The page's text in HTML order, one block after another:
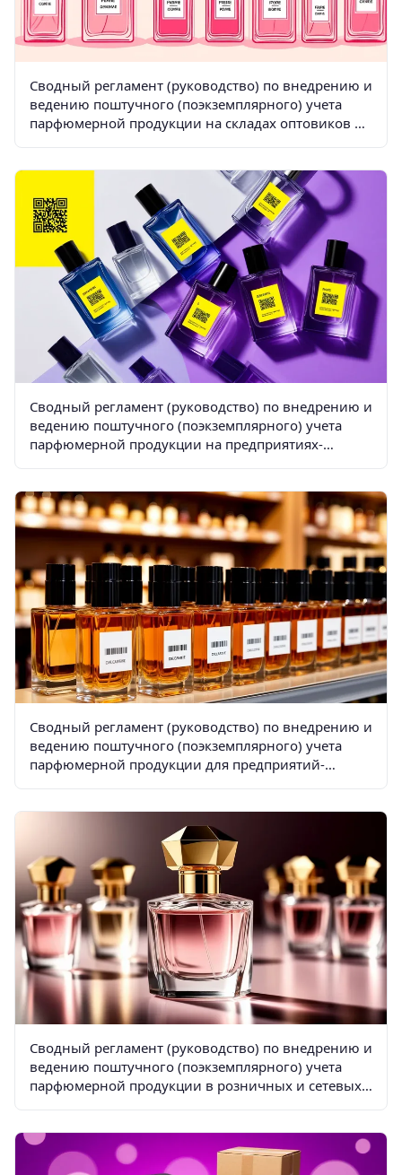
Сводный регламент (руководство) по внедрению и
ведению поштучного (поэкземплярного) учета
парфюмерной продукции на складах оптовиков и
Сводный регламент (руководство) по внедрению и
ведению поштучного (поэкземплярного) учета
парфюмерной продукции на предприятиях-
Сводный регламент (руководство) по внедрению и
ведению поштучного (поэкземплярного) учета
парфюмерной продукции для предприятий-
Сводный регламент (руководство) по внедрению и
ведению поштучного (поэкземплярного) учета
парфюмерной продукции в розничных и сетевых